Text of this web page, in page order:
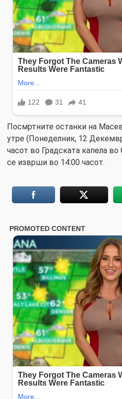
Посмртните останки на
утре (Понеделник, 12
часот во Градската капела
се изврши во 14:00 часот.